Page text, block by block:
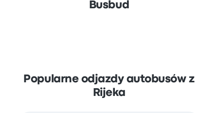
Busbud
Popularne odjazdy autobusów z
Rijeka